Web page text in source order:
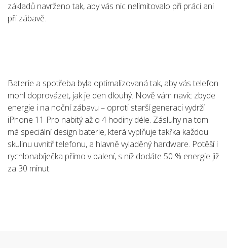
základů navrženo tak, aby vás nic nelimitovalo při práci ani
při zábavě.
Baterie a spotřeba byla optimalizovaná tak, aby vás telefon
mohl doprovázet, jak je den dlouhý. Nově vám navíc zbyde
energie i na noční zábavu – oproti starší generaci vydrží
iPhone 11 Pro nabitý až o 4 hodiny déle. Zásluhy na tom
má speciální design baterie, která vyplňuje takřka každou
skulinu uvnitř telefonu, a hlavně vyladěný hardware. Potěší i
rychlonabíječka přímo v balení, s níž dodáte 50 % energie již
za 30 minut.